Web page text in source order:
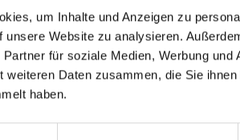
um Inhalte und Anzeigen zu
unsere Website zu analysieren.
für soziale Medien, Werbung
weiteren Daten zusammen, die Sie
haben.